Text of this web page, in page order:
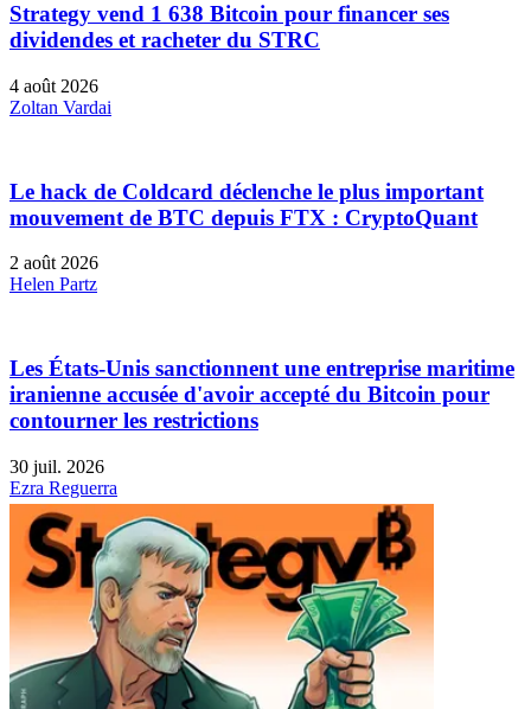
Strategy vend 1 638 Bitcoin pour financer ses
dividendes et racheter du STRC
4 août 2026
Zoltan Vardai
Le hack de Coldcard déclenche le plus important
mouvement de BTC depuis FTX : CryptoQuant
2 août 2026
Helen Partz
Les États-Unis sanctionnent une entreprise maritime
iranienne accusée d'avoir accepté du Bitcoin pour
contourner les restrictions
30 juil. 2026
Ezra Reguerra